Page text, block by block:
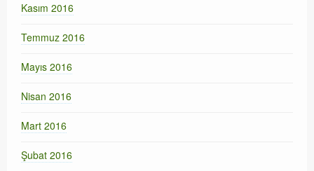
Kasım 2016
Temmuz 2016
Mayıs 2016
Nisan 2016
Mart 2016
Şubat 2016